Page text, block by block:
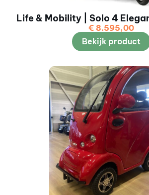
Life & Mobility | Solo 4
€ 8.595,00
Bekijk product